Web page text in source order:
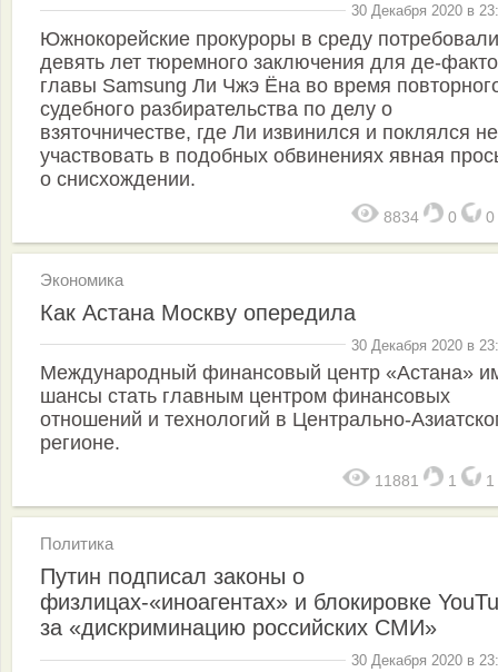
30 Декабря 2020 в
Южнокорейские прокуроры в среду потребовали
девять лет тюремного заключения для де-факто
главы Samsung Ли Чжэ Ёна во время
судебного разбирательства по делу о
взяточничестве, где Ли извинился и поклялся не
участвовать в подобных обвинениях явная
о снисхождении.
8834 0 0
Экономика
Как Астана Москву опередила
30 Декабря 2020 в
Международный финансовый центр «Астана»
шансы стать главным центром финансовых
отношений и технологий в Центрально-
регионе.
11881 1 1
Политика
Путин подписал законы о
физлицах-«иноагентах» и блокировке
за «дискриминацию российских СМИ»
30 Декабря 2020 в